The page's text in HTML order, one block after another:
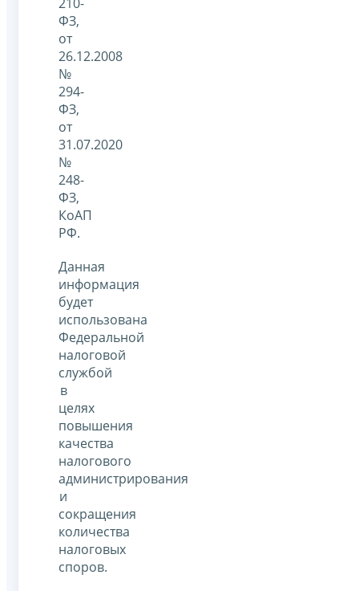
210-
ФЗ,
от
26.12.2008
№
294-
ФЗ,
от
31.07.2020
№
248-
ФЗ,
КоАП
РФ.
Данная
информация
будет
использована
Федеральной
налоговой
службой
в
целях
повышения
качества
налогового
администрирования
и
сокращения
количества
налоговых
споров.